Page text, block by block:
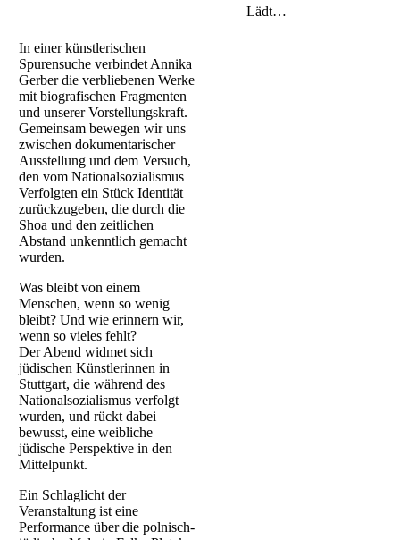
Lädt…
In einer künstlerischen
Spurensuche verbindet Annika
Gerber die verbliebenen Werke
mit biografischen Fragmenten
und unserer Vorstellungskraft.
Gemeinsam bewegen wir uns
zwischen dokumentarischer
Ausstellung und dem Versuch,
den vom Nationalsozialismus
Verfolgten ein Stück Identität
zurückzugeben, die durch die
Shoa und den zeitlichen
Abstand unkenntlich gemacht
wurden.
Was bleibt von einem
Menschen, wenn so wenig
bleibt? Und wie erinnern wir,
wenn so vieles fehlt?
Der Abend widmet sich
jüdischen Künstlerinnen in
Stuttgart, die während des
Nationalsozialismus verfolgt
wurden, und rückt dabei
bewusst, eine weibliche
jüdische Perspektive in den
Mittelpunkt.
Ein Schlaglicht der
Veranstaltung ist eine
Performance über die polnisch-